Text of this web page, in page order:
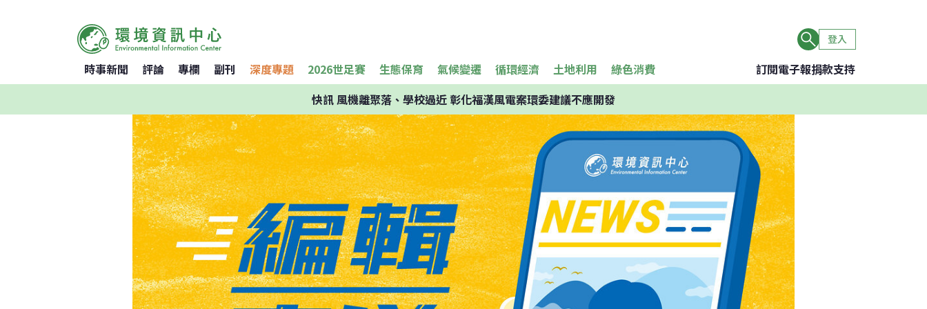
登入
時事新聞 評論 專欄 副刊 深度專題 2026世足賽 生態保育 氣候變遷 循環經濟 土地利用 綠色消費 訂閱電子報捐款支持
快訊風機離聚落、學校過近 彰化福漢風電案環委建議不應開發